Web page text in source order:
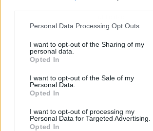
Personal Data Processing Opt Outs
I want to opt-out of the Sharing of my
personal data.
Opted In
I want to opt-out of the Sale of my
Personal Data.
Opted In
I want to opt-out of processing my
Personal Data for Targeted Advertising.
Opted In